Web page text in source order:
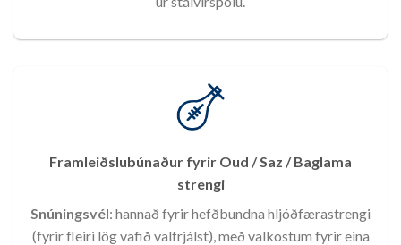
Framleiðslubúnaður fyrir Oud / Saz / Baglama
strengi
Snúningsvél: hannað fyrir hefðbundna hljóðfærastrengi
(fyrir fleiri lög vafið valfrjálst), með valkostum fyrir eina